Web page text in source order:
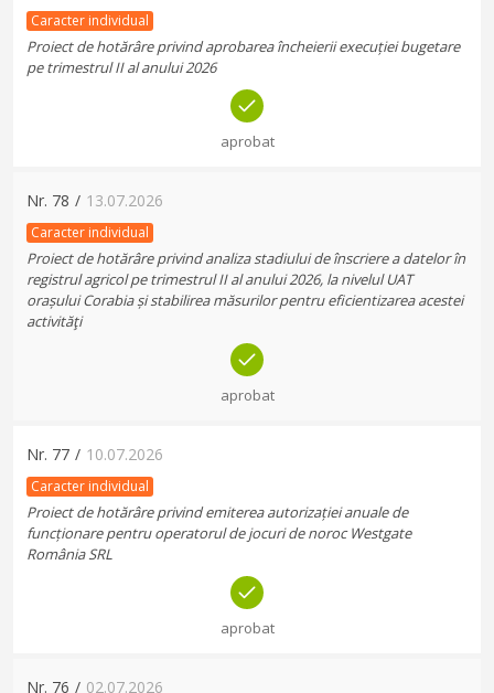
Caracter individual
Proiect de hotărâre privind aprobarea încheierii execuției bugetare
pe trimestrul II al anului 2026
aprobat
Nr. 78 / 13.07.2026
Caracter individual
Proiect de hotărâre privind analiza stadiului de înscriere a datelor în
registrul agricol pe trimestrul II al anului 2026, la nivelul UAT
orașului Corabia și stabilirea măsurilor pentru eficientizarea acestei
activităţi
aprobat
Nr. 77 / 10.07.2026
Caracter individual
Proiect de hotărâre privind emiterea autorizației anuale de
funcționare pentru operatorul de jocuri de noroc Westgate
România SRL
aprobat
Nr. 76 / 02.07.2026